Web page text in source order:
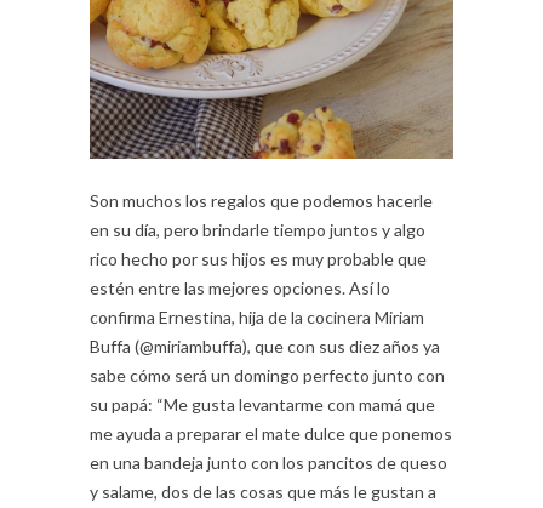
Son muchos los regalos que podemos hacerle
en su día, pero brindarle tiempo juntos y algo
rico hecho por sus hijos es muy probable que
estén entre las mejores opciones. Así lo
confirma Ernestina, hija de la cocinera Miriam
Buffa (@miriambuffa), que con sus diez años ya
sabe cómo será un domingo perfecto junto con
su papá: “Me gusta levantarme con mamá que
me ayuda a preparar el mate dulce que ponemos
en una bandeja junto con los pancitos de queso
y salame, dos de las cosas que más le gustan a